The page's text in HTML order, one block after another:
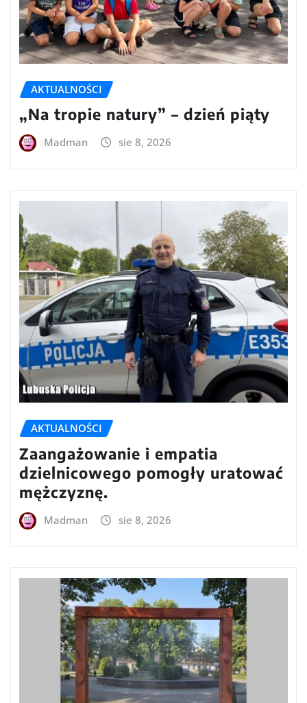
AKTUALNOŚCI
„Na tropie natury” – dzień piąty
Madman sie 8, 2026
AKTUALNOŚCI
Zaangażowanie i empatia
dzielnicowego pomogły uratować
mężczyznę.
Madman sie 8, 2026